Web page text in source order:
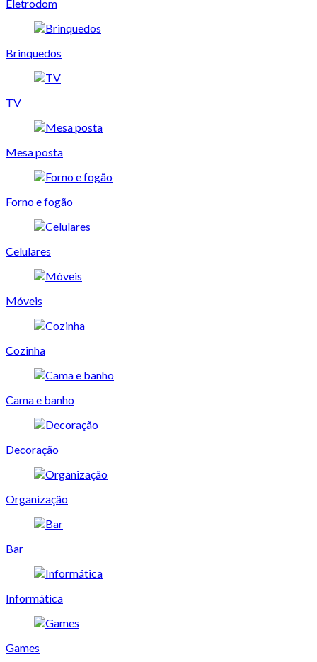
Eletrodom
Brinquedos
TV
Mesa posta
Forno e fogão
Celulares
Móveis
Cozinha
Cama e banho
Decoração
Organização
Bar
Informática
Games